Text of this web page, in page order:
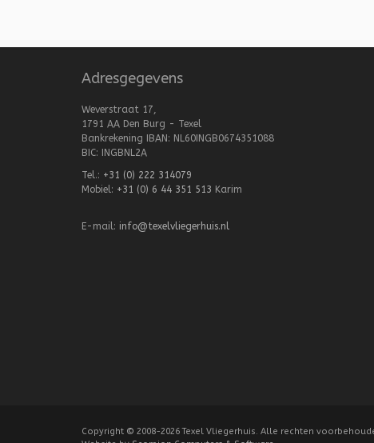
Adresgegevens
Weverstraat 17,
1791 AA Den Burg - Texel
Bankrekening IBAN: NL60INGB0674351088
BIC: INGBNL2A
Tel.: +31 (0) 222 314079
Mobiel: +31 (0) 6 44 351 513 Karim
E-mail: info@texelvliegerhuis.nl
Copyright © 2008-2026 Texel Vliegerhuis. Alle rechten